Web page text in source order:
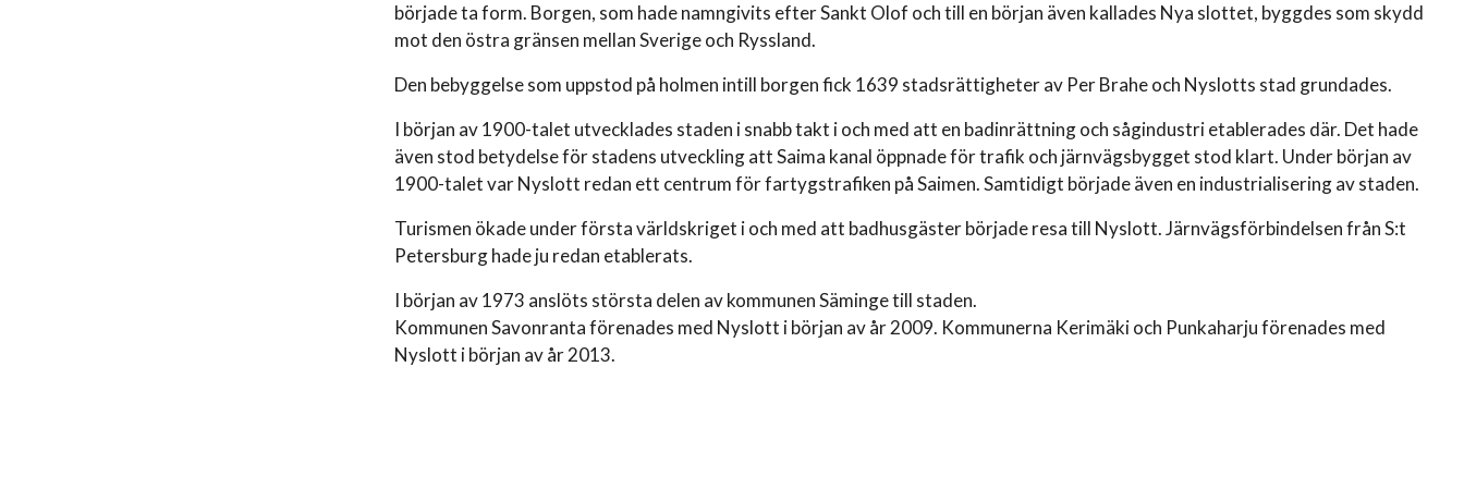
började ta form. Borgen, som hade namngivits efter Sankt Olof och till en början även kallades Nya slottet, byggdes som skydd
mot den östra gränsen mellan Sverige och Ryssland.
Den bebyggelse som uppstod på holmen intill borgen fick 1639 stadsrättigheter av Per Brahe och Nyslotts stad grundades.
I början av 1900-talet utvecklades staden i snabb takt i och med att en badinrättning och sågindustri etablerades där. Det hade
även stod betydelse för stadens utveckling att Saima kanal öppnade för trafik och järnvägsbygget stod klart. Under början av
1900-talet var Nyslott redan ett centrum för fartygstrafiken på Saimen. Samtidigt började även en industrialisering av staden.
Turismen ökade under första världskriget i och med att badhusgäster började resa till Nyslott. Järnvägsförbindelsen från S:t
Petersburg hade ju redan etablerats.
I början av 1973 anslöts största delen av kommunen Säminge till staden.
Kommunen Savonranta förenades med Nyslott i början av år 2009. Kommunerna Kerimäki och Punkaharju förenades med
Nyslott i början av år 2013.